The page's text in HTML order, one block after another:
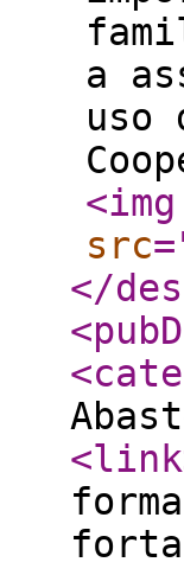
a
uso
<img
src
</
<link